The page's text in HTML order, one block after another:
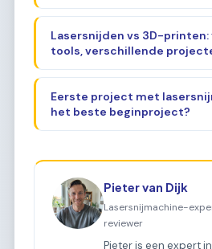
Lasersnijden vs 3D-
tools, verschillende
Eerste project met
het beste beginproject?
Pieter van Dijk
Lasersnijmachine-
reviewer
Pieter is een expert